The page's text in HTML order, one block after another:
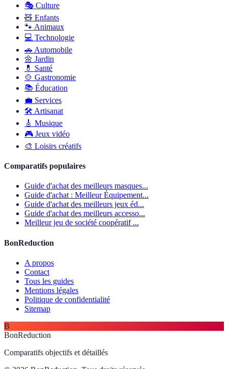
🎭 Culture
🧸 Enfants
🐾 Animaux
💻 Technologie
🚗 Automobile
🌼 Jardin
💊
Santé
🍲 Gastronomie
📚 Éducation
💼 Services
🛠 Artisanat
🎸 Musique
🎮 Jeux vidéo
🎨 Loisirs créatifs
Comparatifs populaires
Guide d'achat des meilleurs masques...
Guide d'achat : Meilleur Équipement...
Guide d'achat des meilleurs jeux éd...
Guide d'achat des meilleurs accesso...
Meilleur jeu de société coopératif ...
BonReduction
A propos
Contact
Tous les guides
Mentions légales
Politique de confidentialité
Sitemap
B
BonReduction
Comparatifs objectifs et détaillés